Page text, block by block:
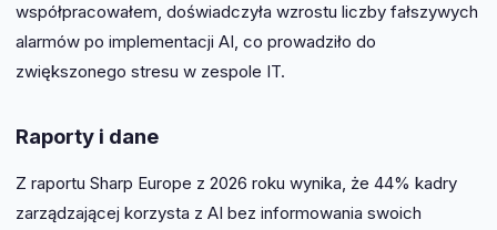
współpracowałem, doświadczyła wzrostu liczby fałszywych
alarmów po implementacji AI, co prowadziło do
zwiększonego stresu w zespole IT.
Raporty i dane
Z raportu Sharp Europe z 2026 roku wynika, że 44% kadry
zarządzającej korzysta z AI bez informowania swoich